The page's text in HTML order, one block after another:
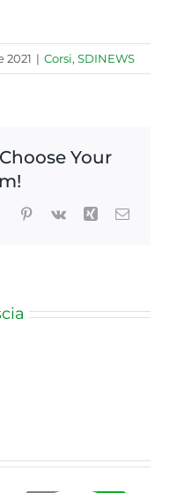
2021 | Corsi, SDINEWS
Your
TumblrPinterest
Vk Xing Email